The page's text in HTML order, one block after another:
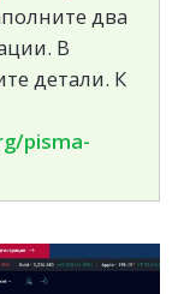
два
В
детали. К
pisma-